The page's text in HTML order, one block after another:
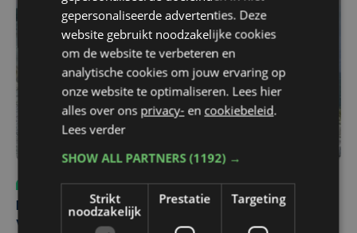
Sport
do 6 augustus | 10:49
Margot Vanpachtenbeke beklimt zeven keer de Mont
Ventoux
gepersonaliseerde advertenties. Deze
website gebruikt noodzakelijke cookies
om de website te verbeteren en
analytische cookies om jouw ervaring op
onze website te optimaliseren. Lees hier
alles over ons privacy- en cookiebeleid.
Lees verder
SHOW ALL PARTNERS(1192) →
Strikt
noodzakelijk
Prestatie Targeting